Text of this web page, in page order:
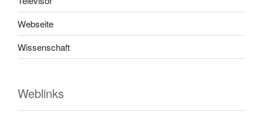
Webseite
Wissenschaft
Weblinks